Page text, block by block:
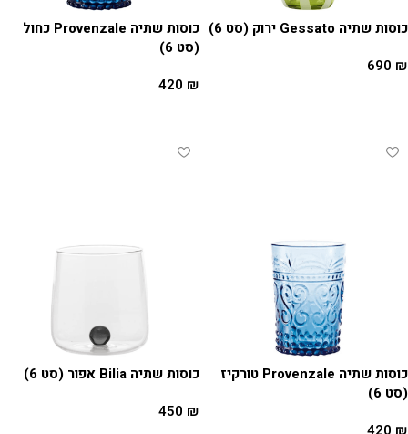
כוסות שתיה Gessato ירוק (סט 6)
690 ₪
כוסות שתיה Provenzale כחול
(סט 6)
420 ₪
כוסות שתיה Provenzale טורקיז
(סט 6)
כוסות שתיה Bilia אפור (סט 6)
450 ₪